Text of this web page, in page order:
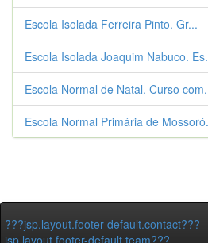
Escola Isolada Ferreira Pinto. Gr...
Escola Isolada Joaquim Nabuco.
Escola Normal de Natal. Curso
Escola Normal Primária de Mossoró.
???jsp.layout.footer-default.contact??? -
jsp.layout.footer-default.team???